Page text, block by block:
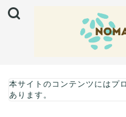
本サイトのコンテンツにはプ
あります。